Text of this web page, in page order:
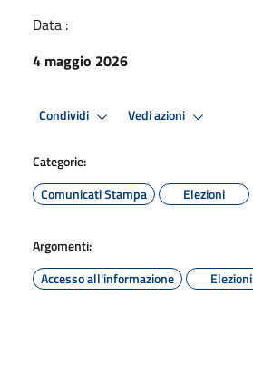
Data :
4 maggio 2026
Condividi Vedi azioni
Categorie:
Comunicati Stampa
Elezioni
Argomenti:
Accesso all'informazione
Elezioni